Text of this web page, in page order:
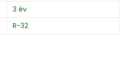
3 év
R-32